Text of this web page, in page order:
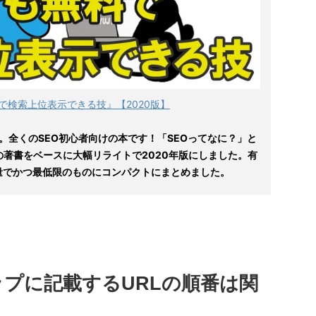
検索上位表示できる技』【2020版】
全くのSEO初心者向けの本です！「SEOってなに？」と
書をベースに大幅リライトで2020年版にしました。有
かつ最低限のものにコンパクトにまとめました。
に記載するURLの順番は関